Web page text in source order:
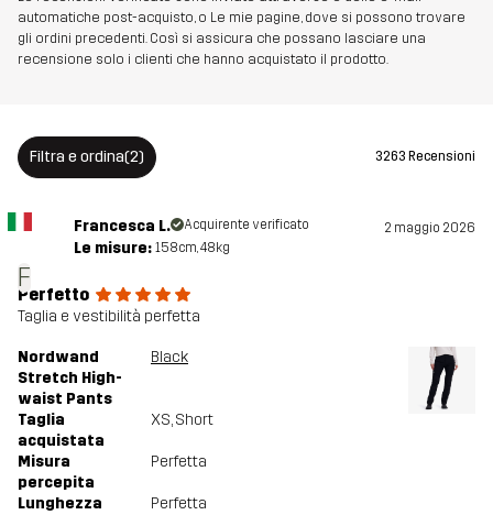
Sostenibilità Bluesign® approved leggi qui
articolo
Versioni
Vedi la cronologia delle versioni
automatiche post-acquisto, o Le mie pagine, dove si possono trovare
gli ordini precedenti. Così si assicura che possano lasciare una
recensione solo i clienti che hanno acquistato il prodotto.
Filtra e ordina(2) 3263 Recensioni
F
Francesca L. Acquirente verificato 2 maggio 2026
Le misure: 158cm, 48kg
Perfetto
Taglia e vestibilità perfetta
Nordwand
Stretch High-
waist Pants
Black
Taglia
acquistata
XS, Short
Misura
percepita
Perfetta
Lunghezza Perfetta